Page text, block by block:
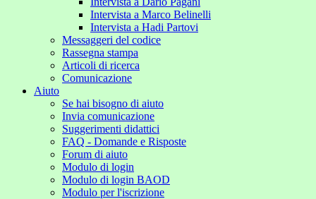
Intervista a Marco Belinelli
Intervista a Hadi Partovi
Messaggeri del codice
Rassegna stampa
Articoli di ricerca
Comunicazione
Aiuto
Se hai bisogno di aiuto
Invia comunicazione
Suggerimenti didattici
FAQ - Domande e Risposte
Forum di aiuto
Modulo di login
Modulo di login BAOD
Modulo per l'iscrizione